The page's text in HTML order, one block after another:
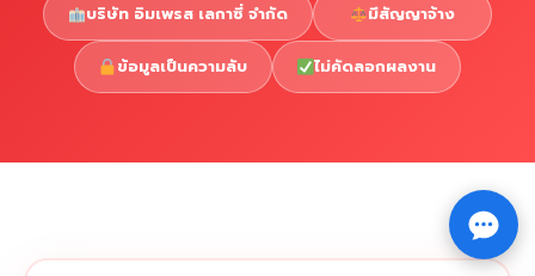
Copyright © 2026 รับทำวิจัย รับทำวิทยานิพนธ์ รับทำ⇧
บริษัท อิมเพรส เลกาซี่ จำกัด มีสัญญาจ้าง
ข้อมูลเป็นความลับ ไม่คัดลอกผลงาน